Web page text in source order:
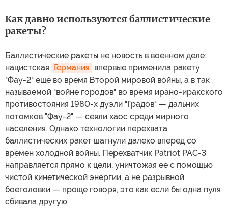
Как давно используются баллистические
ракеты?
Баллистические ракеты не новость в военном деле:
нацистская Германия впервые применила ракету
"Фау-2" еще во время Второй мировой войны, а в так
называемой "войне городов" во время ирано-иракского
противостояния 1980-х дуэли "Градов" — дальних
потомков "Фау-2" — сеяли хаос среди мирного
населения. Однако технологии перехвата
баллистических ракет шагнули далеко вперед со
времен холодной войны. Перехватчик Patriot PAC-3
направляется прямо к цели, уничтожая ее с помощью
чистой кинетической энергии, а не разрывной
боеголовки — проще говоря, это как если бы одна пуля
сбивала другую.